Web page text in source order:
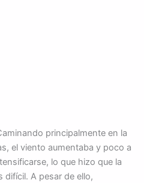
principalmente en la
el viento aumentaba y poco a
lo que hizo que la
difícil. A pesar de ello,